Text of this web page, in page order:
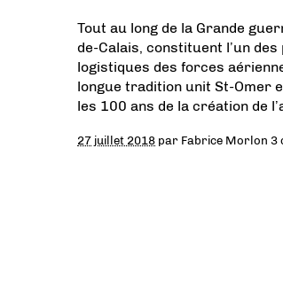
Tout au long de la Grande
de-Calais, constituent l’un
logistiques des forces
longue tradition unit St-Omer
les 100 ans de la création de
27 juillet 2018 par Fabrice Morlon 3